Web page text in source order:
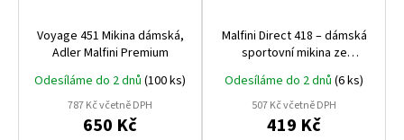
Voyage 451 Mikina dámská,
Adler Malfini Premium
Odesíláme do 2 dnů (100 ks)
787 Kč včetně DPH
650 Kč
Malfini Direct 418 – dámská
sportovní mikina ze
fleecu, 240 g,
rychleschnoucí, prémiová
kvalita Malfini
Odesíláme do 2 dnů (6 ks)
507 Kč včetně DPH
419 Kč